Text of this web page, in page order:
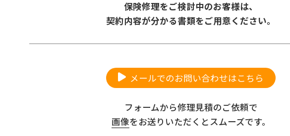
保険修理をご検討中のお客様は、
契約内容が分かる書類をご用意ください。
メールでのお問い合わせはこちら
フォームから修理見積のご依頼で
画像をお送りいただくとスムーズです。